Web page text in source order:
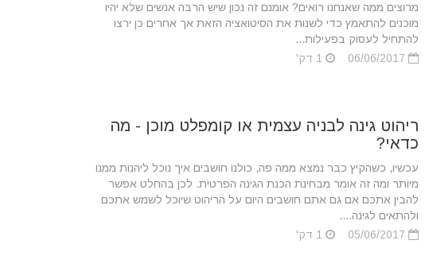
מרוצים ממה שאנחנו רואים? אומנם זה נכון שיש הרבה אנשים שלא יהיו
מוכנים להתאמץ כדי לשנות את הסיטואציה הזאת אך אחרים כן ירצו
להתחיל לעסוק בפעילות...
ריהוט גינה לבניה עצמית או קומפלט מוכן - מה
כדאי?
עכשיו, כשהקיץ כבר נמצא ממה פה, כולנו חושבים איך נוכל ליהנות ממנו
מיותר ומה זה אומר מבחינת הכנת הגינה הפרטית. לכן בהחלט אפשר
להבין אתכם אם גם אתם חושבים היום על הריהוט שיוכל לשמש אתכם
ולהתאים לגינה....